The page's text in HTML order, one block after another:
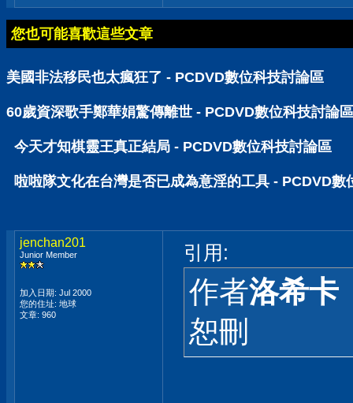
您也可能喜歡這些文章
美國非法移民也太瘋狂了 - PCDVD數位科技討論區
60歲資深歌手鄭華娟驚傳離世 - PCDVD數位科技討論區
今天才知棋靈王真正結局 - PCDVD數位科技討論區
啦啦隊文化在台灣是否已成為意淫的工具 - PCDVD數
jenchan201
Junior Member
加入日期: Jul 2000
您的住址: 地球
文章: 960
引用:
作者洛希卡
恕刪